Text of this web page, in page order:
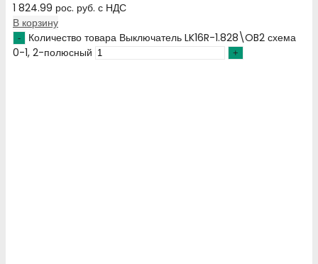
1 824.99 рос. руб. с НДС
В корзину
Количество товара Выключатель LK16R-1.828\OB2 схема
0-1, 2-полюсный